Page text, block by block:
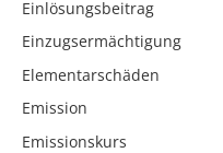
Einlösungsbeitrag
Einzugsermächtigung
Elementarschäden
Emission
Emissionskurs